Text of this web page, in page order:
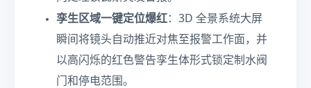
孪生区域一键定位爆红：3D 全景系统大屏
瞬间将镜头自动推近对焦至报警工作面，并
以高闪烁的红色警告孪生体形式锁定制水阀
门和停电范围。